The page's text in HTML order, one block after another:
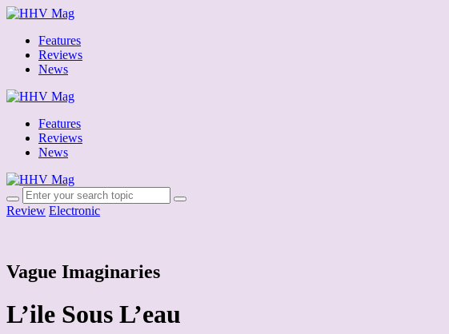
Features
Reviews
News
Features
Reviews
News
Review Electronic
Vague Imaginaries
L’ile Sous L’eau